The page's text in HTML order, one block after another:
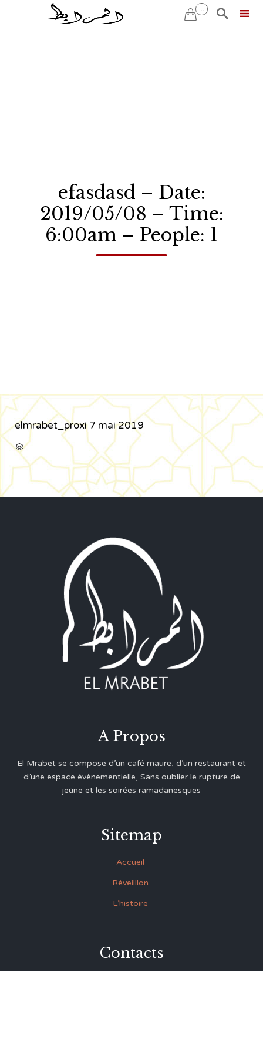
 ... 
efasdasd – Date:
2019/05/08 – Time:
6:00am – People: 1
elmrabet_proxi 7 mai 2019
CATÉGORIE
A Propos
El Mrabet se compose d’un café maure, d’un restaurant et
d’une espace évènementielle, Sans oublier le rupture de
jeûne et les soirées ramadanesques
Sitemap
Accueil
Réveilllon
L’histoire
Contacts